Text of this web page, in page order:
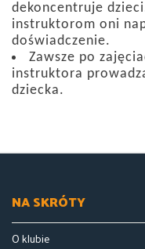
dekoncentruje
instruktorom oni
doświadczenie.
Zawsze po
instruktora
dziecka.
NA SKRÓTY
O klubie